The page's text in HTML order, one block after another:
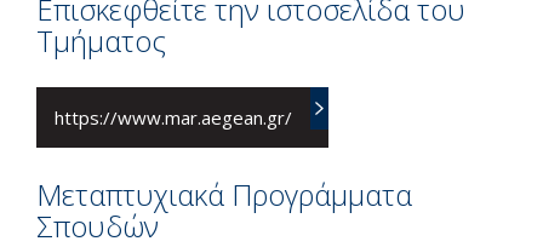
Επισκεφθείτε την ιστοσελίδα του
Τμήματος
https://www.mar.aegean.gr/
Μεταπτυχιακά Προγράμματα
Σπουδών